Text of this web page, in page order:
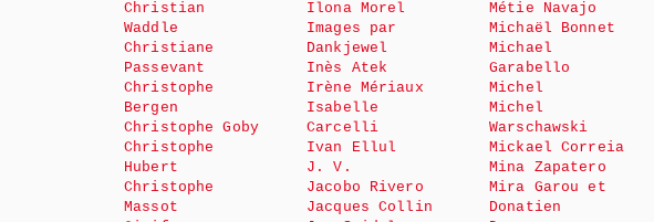
Christian
Waddle
Christiane
Passevant
Christophe
Bergen
Christophe Goby
Christophe
Hubert
Christophe
Massot
Ilona Morel
Images par
Dankjewel
Inès Atek
Irène Mériaux
Isabelle
Carcelli
Ivan Ellul
J. V.
Jacobo Rivero
Jacques Collin
Métie Navajo
Michaël Bonnet
Michael
Garabello
Michel
Michel
Warschawski
Mickael Correia
Mina Zapatero
Mira Garou et
Donatien